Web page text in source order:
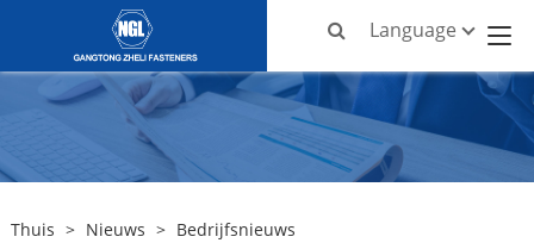
Language
Thuis > Nieuws > Bedrijfsnieuws